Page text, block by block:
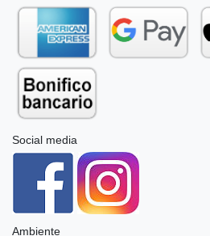
Social media
Ambiente